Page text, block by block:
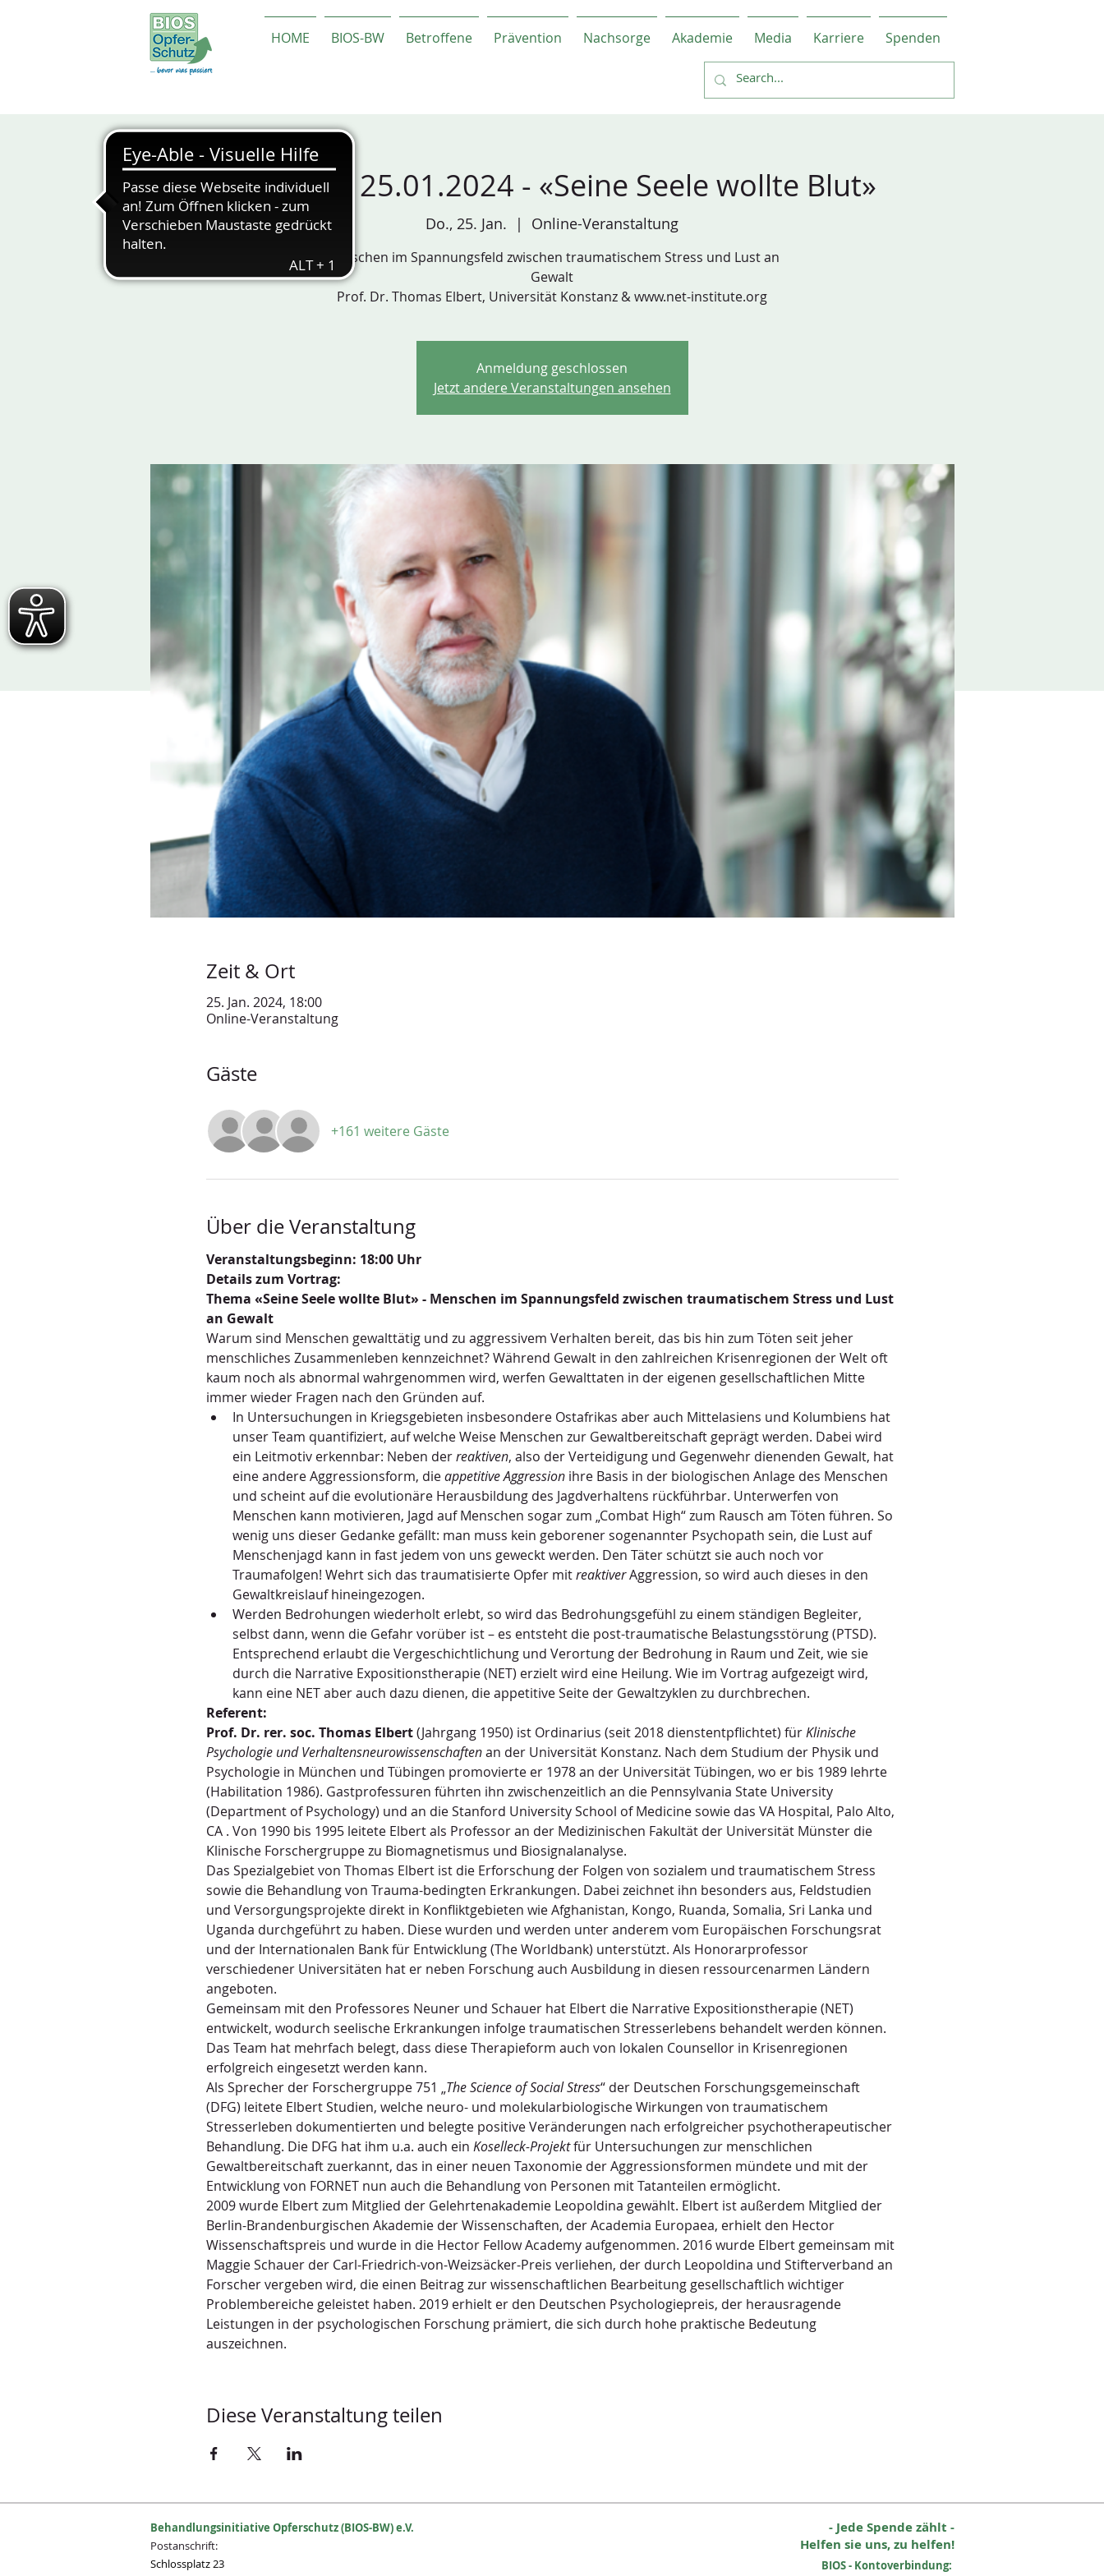
HOME BIOS-BW Betroffene Prävention Nachsorge Akademie Media Karriere Spenden
ONLINE - 25.01.2024 - «Seine Seele wollte Blut»
Do., 25. Jan.
  |
Online-Veranstaltung
Menschen im Spannungsfeld zwischen traumatischem Stress und Lust an
Gewalt
Prof. Dr. Thomas Elbert, Universität Konstanz & www.net-institute.org
Anmeldung geschlossen
Jetzt andere Veranstaltungen ansehen
Zeit & Ort
25. Jan. 2024, 18:00
Online-Veranstaltung
Gäste
+161 weitere Gäste
Über die Veranstaltung
Veranstaltungsbeginn: 18:00 Uhr
Details zum Vortrag:
Thema «Seine Seele wollte Blut» - Menschen im Spannungsfeld zwischen traumatischem Stress und Lust
an Gewalt
Warum sind Menschen gewalttätig und zu aggressivem Verhalten bereit, das bis hin zum Töten seit jeher
menschliches Zusammenleben kennzeichnet? Während Gewalt in den zahlreichen Krisenregionen der Welt oft
kaum noch als abnormal wahrgenommen wird, werfen Gewalttaten in der eigenen gesellschaftlichen Mitte
immer wieder Fragen nach den Gründen auf.
In Untersuchungen in Kriegsgebieten insbesondere Ostafrikas aber auch Mittelasiens und Kolumbiens hat
unser Team quantifiziert, auf welche Weise Menschen zur Gewaltbereitschaft geprägt werden. Dabei wird
ein Leitmotiv erkennbar: Neben der reaktiven, also der Verteidigung und Gegenwehr dienenden Gewalt, hat
eine andere Aggressionsform, die appetitive Aggression ihre Basis in der biologischen Anlage des Menschen
und scheint auf die evolutionäre Herausbildung des Jagdverhaltens rückführbar. Unterwerfen von
Menschen kann motivieren, Jagd auf Menschen sogar zum „Combat High“ zum Rausch am Töten führen. So
wenig uns dieser Gedanke gefällt: man muss kein geborener sogenannter Psychopath sein, die Lust auf
Menschenjagd kann in fast jedem von uns geweckt werden. Den Täter schützt sie auch noch vor
Traumafolgen! Wehrt sich das traumatisierte Opfer mit reaktiver Aggression, so wird auch dieses in den
Gewaltkreislauf hineingezogen.
Werden Bedrohungen wiederholt erlebt, so wird das Bedrohungsgefühl zu einem ständigen Begleiter,
selbst dann, wenn die Gefahr vorüber ist – es entsteht die post-traumatische Belastungsstörung (PTSD).
Entsprechend erlaubt die Vergeschichtlichung und Verortung der Bedrohung in Raum und Zeit, wie sie
durch die Narrative Expositionstherapie (NET) erzielt wird eine Heilung. Wie im Vortrag aufgezeigt wird,
kann eine NET aber auch dazu dienen, die appetitive Seite der Gewaltzyklen zu durchbrechen.
Referent:
Prof. Dr. rer. soc. Thomas Elbert (Jahrgang 1950) ist Ordinarius (seit 2018 dienstentpflichtet) für Klinische
Psychologie und Verhaltensneurowissenschaften an der Universität Konstanz. Nach dem Studium der Physik und
Psychologie in München und Tübingen promovierte er 1978 an der Universität Tübingen, wo er bis 1989 lehrte
(Habilitation 1986). Gastprofessuren führten ihn zwischenzeitlich an die Pennsylvania State University
(Department of Psychology) und an die Stanford University School of Medicine sowie das VA Hospital, Palo Alto,
CA . Von 1990 bis 1995 leitete Elbert als Professor an der Medizinischen Fakultät der Universität Münster die
Klinische Forschergruppe zu Biomagnetismus und Biosignalanalyse.
Das Spezialgebiet von Thomas Elbert ist die Erforschung der Folgen von sozialem und traumatischem Stress
sowie die Behandlung von Trauma-bedingten Erkrankungen. Dabei zeichnet ihn besonders aus, Feldstudien
und Versorgungsprojekte direkt in Konfliktgebieten wie Afghanistan, Kongo, Ruanda, Somalia, Sri Lanka und
Uganda durchgeführt zu haben. Diese wurden und werden unter anderem vom Europäischen Forschungsrat
und der Internationalen Bank für Entwicklung (The Worldbank) unterstützt. Als Honorarprofessor
verschiedener Universitäten hat er neben Forschung auch Ausbildung in diesen ressourcenarmen Ländern
angeboten.
Gemeinsam mit den Professores Neuner und Schauer hat Elbert die Narrative Expositionstherapie (NET)
entwickelt, wodurch seelische Erkrankungen infolge traumatischen Stresserlebens behandelt werden können.
Das Team hat mehrfach belegt, dass diese Therapieform auch von lokalen Counsellor in Krisenregionen
erfolgreich eingesetzt werden kann.
Als Sprecher der Forschergruppe 751 „The Science of Social Stress“ der Deutschen Forschungsgemeinschaft
(DFG) leitete Elbert Studien, welche neuro- und molekularbiologische Wirkungen von traumatischem
Stresserleben dokumentierten und belegte positive Veränderungen nach erfolgreicher psychotherapeutischer
Behandlung. Die DFG hat ihm u.a. auch ein Koselleck-Projekt für Untersuchungen zur menschlichen
Gewaltbereitschaft zuerkannt, das in einer neuen Taxonomie der Aggressionsformen mündete und mit der
Entwicklung von FORNET nun auch die Behandlung von Personen mit Tatanteilen ermöglicht.
2009 wurde Elbert zum Mitglied der Gelehrtenakademie Leopoldina gewählt. Elbert ist außerdem Mitglied der
Berlin-Brandenburgischen Akademie der Wissenschaften, der Academia Europaea, erhielt den Hector
Wissenschaftspreis und wurde in die Hector Fellow Academy aufgenommen. 2016 wurde Elbert gemeinsam mit
Maggie Schauer der Carl-Friedrich-von-Weizsäcker-Preis verliehen, der durch Leopoldina und Stifterverband an
Forscher vergeben wird, die einen Beitrag zur wissenschaftlichen Bearbeitung gesellschaftlich wichtiger
Problembereiche geleistet haben. 2019 erhielt er den Deutschen Psychologiepreis, der herausragende
Leistungen in der psychologischen Forschung prämiert, die sich durch hohe praktische Bedeutung
auszeichnen.
Diese Veranstaltung teilen
Behandlungsinitiative Opferschutz (BIOS-BW) e.V.
Postanschrift:
Schlossplatz 23
- Jede Spende zählt -
Helfen sie uns, zu helfen!
BIOS - Kontoverbindung: